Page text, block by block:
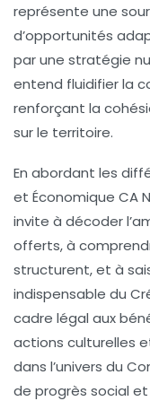
représente une
d’opportunités
par une stratégie
entend fluidifier la
renforçant la
sur le territoire.
En abordant les
et Économique CA
invite à décoder
offerts, à
structurent, et à
indispensable du
cadre légal aux
actions culturelles
dans l’univers du
de progrès social